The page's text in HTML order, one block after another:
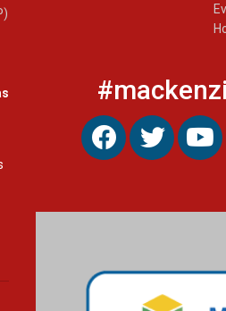
Como o
Brasília
04.08.2026
Como os
na